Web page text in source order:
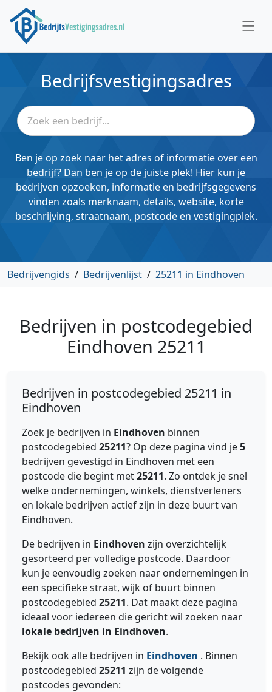
Bedrijfsvestigingsadres
Ben je op zoek naar het adres of informatie over een
bedrijf? Dan ben je op de juiste plek! Hier kun je
bedrijven opzoeken, informatie en bedrijfsgegevens
vinden zoals merknaam, details, website, korte
beschrijving, straatnaam, postcode en vestigingplek.
Bedrijvengids / Bedrijvenlijst / 25211 in Eindhoven
Bedrijven in postcodegebied
Eindhoven 25211
Bedrijven in postcodegebied 25211 in
Eindhoven
Zoek je bedrijven in Eindhoven binnen
postcodegebied 25211? Op deze pagina vind je5
bedrijven gevestigd in Eindhoven met een
postcode die begint met25211. Zo ontdek je snel
welke ondernemingen, winkels, dienstverleners
en lokale bedrijven actief zijn in deze buurt van
Eindhoven.
De bedrijven in Eindhoven zijn overzichtelijk
gesorteerd per volledige postcode. Daardoor
kun je eenvoudig zoeken naar ondernemingen in
een specifieke straat, wijk of buurt binnen
postcodegebied 25211. Dat maakt deze pagina
ideaal voor iedereen die gericht wil zoeken naar
lokale bedrijven in Eindhoven.
Bekijk ook alle bedrijven in Eindhoven . Binnen
postcodegebied 25211 zijn de volgende
postcodes gevonden: